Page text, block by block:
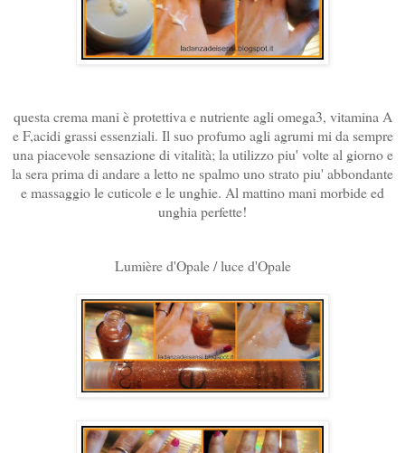
questa crema mani è protettiva e nutriente agli omega3, vitamina A
e F,acidi grassi essenziali. Il suo profumo agli agrumi mi da sempre
una piacevole sensazione di vitalità; la utilizzo piu' volte al giorno e
la sera prima di andare a letto ne spalmo uno strato piu' abbondante
e massaggio le cuticole e le unghie. Al mattino mani morbide ed
unghia perfette!
Lumière d'Opale / luce d'Opale